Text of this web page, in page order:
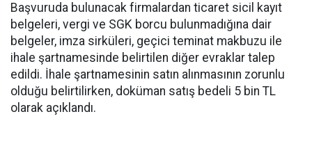
Başvuruda bulunacak firmalardan ticaret sicil kayıt
belgeleri, vergi ve SGK borcu bulunmadığına dair
belgeler, imza sirküleri, geçici teminat makbuzu ile
ihale şartnamesinde belirtilen diğer evraklar talep
edildi. İhale şartnamesinin satın alınmasının zorunlu
olduğu belirtilirken, doküman satış bedeli 5 bin TL
olarak açıklandı.